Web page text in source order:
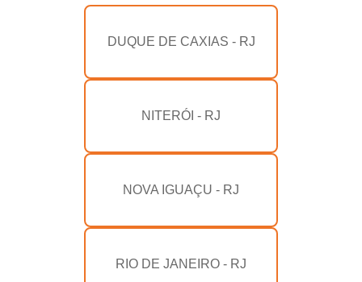
DUQUE DE CAXIAS - RJ
NITERÓI - RJ
NOVA IGUAÇU - RJ
RIO DE JANEIRO - RJ